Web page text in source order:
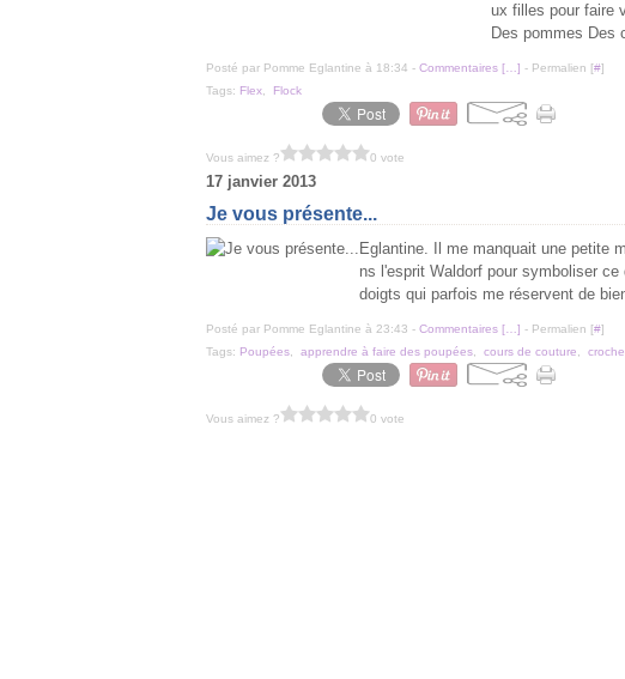
ux filles pour faire
Des pommes Des
Posté par Pomme Eglantine à 18:34 - Commentaires [ ] - Permalien [#]
Tags: Flex Flock
Vous aimez ? 0 vote
17 janvier 2013
Je vous présente...
Eglantine. Il me manquait une petite
ns l'esprit Waldorf pour symboliser
doigts qui parfois me réservent de
Posté par Pomme Eglantine à 23:43 - Commentaires [ ] - Permalien [#]
Tags: Poupées apprendre à faire des poupées cours de couture
Vous aimez ? 0 vote